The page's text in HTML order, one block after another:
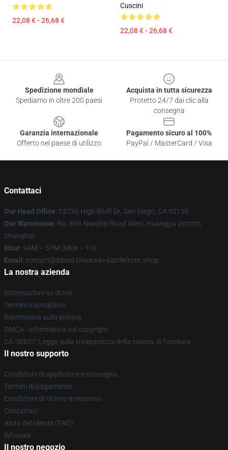
22,08 € - 26,68 €
Cuscini
22,08 € - 26,68 €
Spedizione mondiale
Spediamo in oltre 200 paesi
Acquista in tutta sicurezza
Protetto 24/7 dai clic alla
consegna
Garanzia internazionale
Offerto nel paese di utilizzo
Pagamento sicuro al 100%
PayPal / MasterCard / Visa
Contattaci
Our Head Office: 12730 High Bluff Dr, San Diego, CA 92130
Our Warehouse: No. 606 Nanjing Road West, Huangpu District,
Shanghai
Hour: 9AM – 5PM (Mon – Fri)
Email : contact@blood-blockade-battlefront.shop
La nostra azienda
Informazioni su di noi
Termini e condizioni
Informativa sulla privacy
DMCA - Informativa sul copyright
CA SB657: Legge sulla trasparenza della catena di fornitura
Il nostro supporto
Condizioni di spedizione e consegna
Termini di pagamento
Condizioni di ritorno e rimborso
Contattaci
Aiuto del cliente (FAQ)
Whosale
Il nostro negozio